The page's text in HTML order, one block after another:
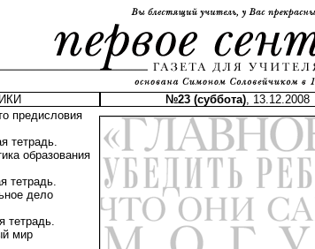
№23 (суббота), 13.12.2008
предисловия
тетрадь.
образования
тетрадь.
дело
тетрадь.
мир